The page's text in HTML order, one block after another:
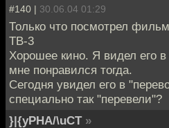
#140 | 30.06.04 01:29
Только что посмотрел
ТВ-3
Хорошее кино. Я видел его
мне понравился тогда.
Сегодня увидел его в
специально так "перевели"?
}|{yPHA/\uCT »